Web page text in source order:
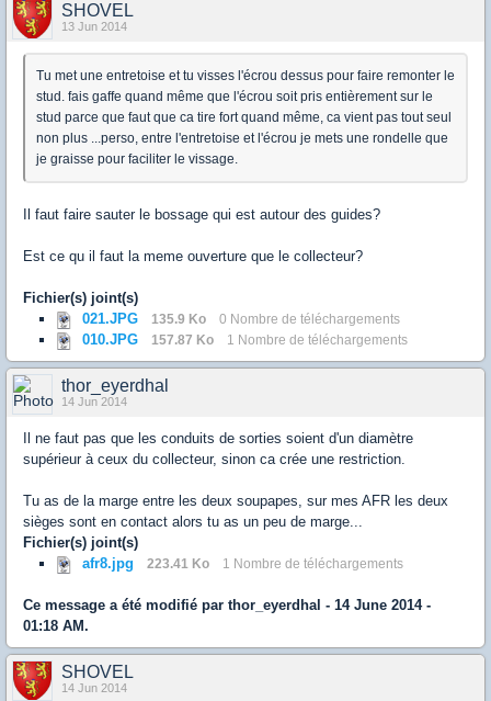
SHOVEL
13 Jun 2014
Tu met une entretoise et tu visses l'écrou dessus pour faire remonter le
stud. fais gaffe quand même que l'écrou soit pris entièrement sur le
stud parce que faut que ca tire fort quand même, ca vient pas tout seul
non plus ...perso, entre l'entretoise et l'écrou je mets une rondelle que
je graisse pour faciliter le vissage.
Il faut faire sauter le bossage qui est autour des guides?
Est ce qu il faut la meme ouverture que le collecteur?
Fichier(s) joint(s)
021.JPG
135.9 Ko 0 Nombre de téléchargements
010.JPG 157.87 Ko 1 Nombre de téléchargements
thor_eyerdhal
14 Jun 2014
Il ne faut pas que les conduits de sorties soient d'un diamètre
supérieur à ceux du collecteur, sinon ca crée une restriction.
Tu as de la marge entre les deux soupapes, sur mes AFR les deux
sièges sont en contact alors tu as un peu de marge...
Fichier(s) joint(s)
afr8.jpg
223.41 Ko 1 Nombre de téléchargements
Ce message a été modifié par thor_eyerdhal - 14 June 2014 -
01:18 AM.
SHOVEL
14 Jun 2014